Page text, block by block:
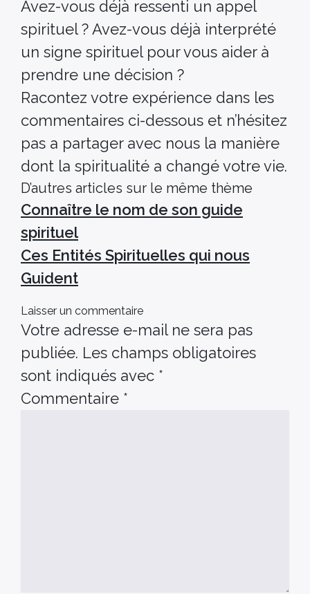
Avez-vous déjà ressenti un appel
spirituel ? Avez-vous déjà interprété
un signe spirituel pour vous aider à
prendre une décision ?
Racontez votre expérience dans les
commentaires ci-dessous et n’hésitez
pas a partager avec nous la manière
dont la spiritualité a changé votre vie.
D’autres articles sur le même thème
Connaître le nom de son guide
spirituel
Ces Entités Spirituelles qui nous
Guident
Laisser un commentaire
Votre adresse e-mail ne sera pas
publiée. Les champs obligatoires
sont indiqués avec *
Commentaire *